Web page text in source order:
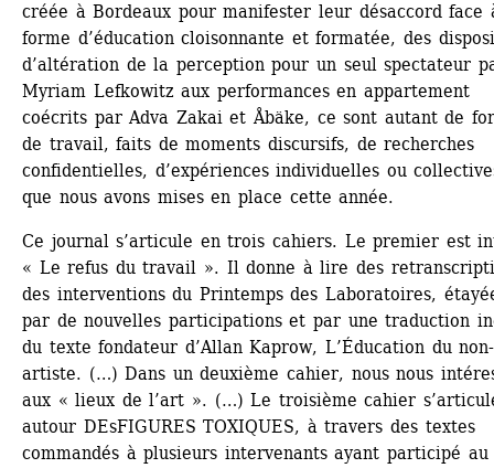
créée à Bordeaux pour manifester leur désaccord face
forme d’éducation cloisonnante et formatée, des
d’altération de la perception pour un seul spectateur
Myriam Lefkowitz aux performances en appartement
coécrits par Adva Zakai et Åbäke, ce sont autant de
de travail, faits de moments discursifs, de recherches
confidentielles, d’expériences individuelles ou
que nous avons mises en place cette année.
Ce journal s’articule en trois cahiers. Le premier est
« Le refus du travail ». Il donne à lire des
des interventions du Printemps des Laboratoires,
par de nouvelles participations et par une traduction
du texte fondateur d’Allan Kaprow, L’Éducation du non-
artiste. (…) Dans un deuxième cahier, nous nous
aux « lieux de l’art ». (…) Le troisième cahier
autour DEsFIGURES TOXIQUES, à travers des textes
commandés à plusieurs intervenants ayant participé au